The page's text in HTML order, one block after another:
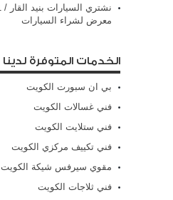
معرض لشراء السيارات
الخدمات المتوفرة لدينا
بي ان سبورت الكويت
فني غسالات الكويت
فني ستلايت الكويت
فني تكييف مركزي الكويت
مقوي سيرفس شيكة الكويت
فني ثلاجات الكويت